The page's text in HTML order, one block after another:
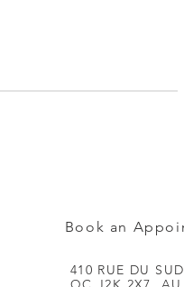
Book an
410 RUE DU